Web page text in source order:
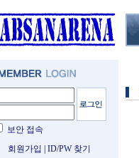
보안 접속
회원가입
ID/PW 찾기